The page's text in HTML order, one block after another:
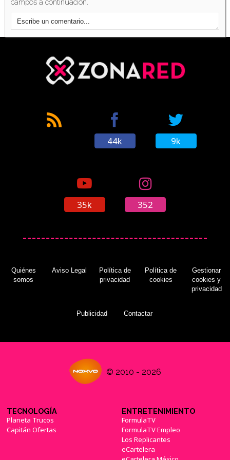
THQ Nordic explica por qué se retrasó
campos a continuación.
44k 9k
35k 352
Quiénes
somos
Aviso Legal
Política de
privacidad
Política de
cookies
Gestionar
cookies y
privacidad
Publicidad Contactar
© 2010 - 2026
TECNOLOGÍA
Planeta Trucos
Capitán Ofertas
ENTRETENIMIENTO
FormulaTV
FormulaTV Empleo
Los Replicantes
eCartelera